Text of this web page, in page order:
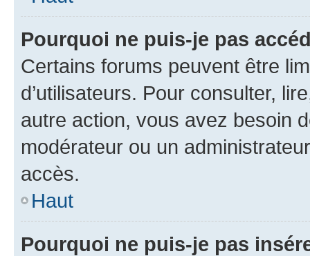
Pourquoi ne puis-je pas
Certains forums peuvent être
d’utilisateurs. Pour consulter,
autre action, vous avez besoin
modérateur ou un
accès.
Haut
Pourquoi ne puis-je pas